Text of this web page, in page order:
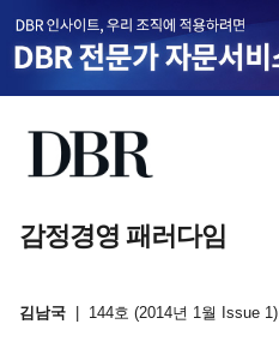
감정경영 패러다임
김남국 144호 (2014년 1월 Issue 1)